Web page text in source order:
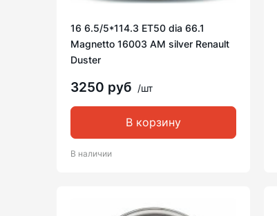
16 6.5/5*114.3 ET50 dia 66.1
Magnetto 16003 AM silver Renault
Duster
3250 руб /шт
В корзину
В наличии